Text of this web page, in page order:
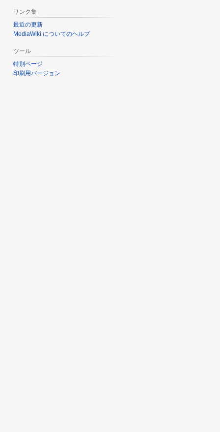
リンク集
最近の更新
MediaWiki についてのヘルプ
ツール
特別ページ
印刷用バージョン